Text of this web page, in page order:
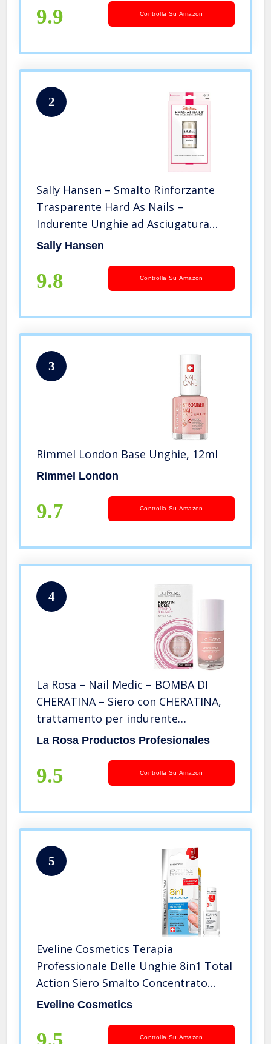
9.9 Controlla Su Amazon
2
Sally Hansen – Smalto Rinforzante
Trasparente Hard As Nails –
Indurente Unghie ad Asciugatura
Rapida – 13,3 ml
Sally Hansen
9.8 Controlla Su Amazon
3
Rimmel London Base Unghie, 12ml
Rimmel London
9.7 Controlla Su Amazon
4
La Rosa – Nail Medic – BOMBA DI
CHERATINA – Siero con CHERATINA,
trattamento per indurente
rinforzante unghie, integratore
La Rosa Productos Profesionales
9.5 Controlla Su Amazon
5
Eveline Cosmetics Terapia
Professionale Delle Unghie 8in1 Total
Action Siero Smalto Concentrato
Indurente E Rinforzante | 12 ml |
Di Riparazione Delle Unghie
Eveline Cosmetics
Controlla Su Amazon